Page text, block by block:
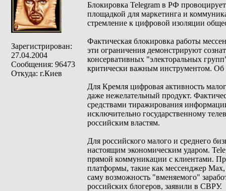
Зарегистрирован:
27.04.2004
Сообщения: 96473
Откуда: г.Киев
Блокировка Telegram в РФ
площадкой для маркетинга и
стремление к цифровой изоляции
Фактическая блокировка работы
эти ограничения демонстрируют
консервативных "электоральных
критически важным инструментом.
Для Кремля цифровая активность
даже нежелательный продукт.
средствами тиражирования
исключительно государственному
российским властям.
Для российского малого и среднего
настоящим экономическим ударом.
прямой коммуникации с клиентами.
платформы, такие как мессенджер
саму возможность "вменяемого"
российских блогеров, заявили в СВРУ.